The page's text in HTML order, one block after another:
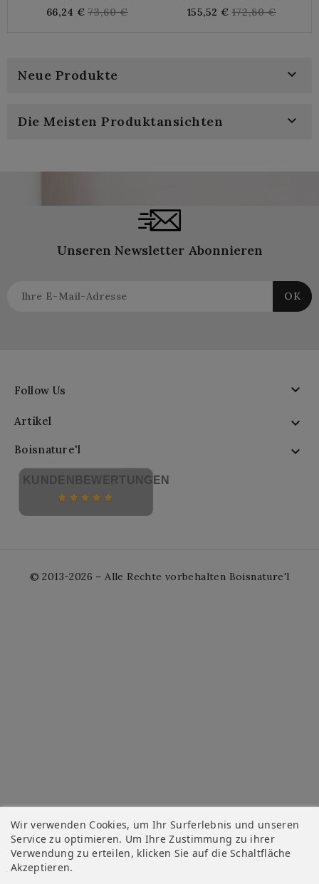
66,24 € Regular
73,60 € 155,52 € Regular
172,80 €
Neue Produkte 
Die Meisten Produktansichten 
Unseren Newsletter Abonnieren
Follow Us 
Artikel 
Boisnature'l 
Wir verwenden Cookies, um Ihr Surferlebnis und unseren
Service zu optimieren. Um Ihre Zustimmung zu ihrer
Verwendung zu erteilen, klicken Sie auf die Schaltfläche
Akzeptieren.
KUNDENBEWERTUNGEN
© 2013-2026 – Alle Rechte vorbehalten Boisnature'l